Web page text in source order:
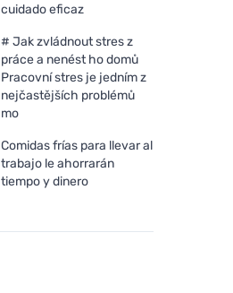
cuidado eficaz
# Jak zvládnout stres z
práce a nenést ho domů
Pracovní stres je jedním z
nejčastějších problémů
mo
Comidas frías para llevar al
trabajo le ahorrarán
tiempo y dinero